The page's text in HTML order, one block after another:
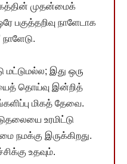
முதன்மைக்
பகுத்தறிவு நாளேடாக
நாளேடு.
மட்டுமல்ல; இது ஒரு
தொய்வு இன்றித்
மிகத் தேவை.
உரமிட்டு
நமக்கு இருக்கிறது.
உதவும்.